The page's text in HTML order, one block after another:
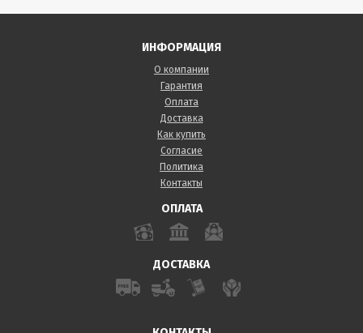
ИНФОРМАЦИЯ
О компании
Гарантия
Оплата
Доставка
Как купить
Согласие
Политика
Контакты
ОПЛАТА
ДОСТАВКА